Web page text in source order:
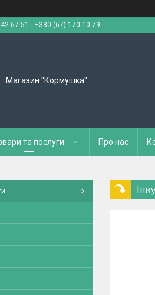
67-51
+380 (67) 170-10-79
Магазин "Кормушка"
та послуги Про нас